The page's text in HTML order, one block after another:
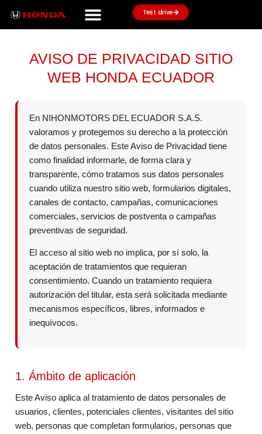
Test drive
AVISO DE PRIVACIDAD SITIO
WEB HONDA ECUADOR
En NIHONMOTORS DEL ECUADOR S.A.S.
valoramos y protegemos su derecho a la protección
de datos personales. Este Aviso de Privacidad tiene
como finalidad informarle, de forma clara y
transparente, cómo tratamos sus datos personales
cuando utiliza nuestro sitio web, formularios digitales,
canales de contacto, campañas, comunicaciones
comerciales, servicios de postventa o campañas
preventivas de seguridad.
El acceso al sitio web no implica, por sí solo, la
aceptación de tratamientos que requieran
consentimiento. Cuando un tratamiento requiera
autorización del titular, esta será solicitada mediante
mecanismos específicos, libres, informados e
inequívocos.
1. Ámbito de aplicación
Este Aviso aplica al tratamiento de datos personales de
usuarios, clientes, potenciales clientes, visitantes del sitio
web, personas que completan formularios, personas que